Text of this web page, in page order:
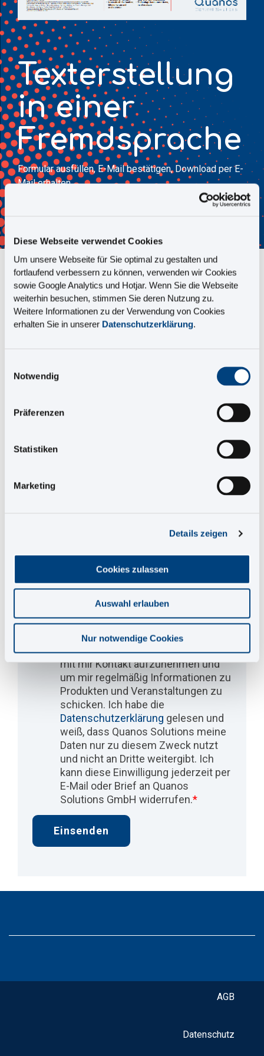
Diese Webseite verwendet Cookies
Um unsere Webseite für Sie optimal zu gestalten und
fortlaufend verbessern zu können, verwenden wir Cookies
sowie Google Analytics und Hotjar. Wenn Sie die Webseite
weiterhin besuchen, stimmen Sie deren Nutzung zu.
Weitere Informationen zu der Verwendung von Cookies
erhalten Sie in unserer Datenschutzerklärung.
Notwendig
Präferenzen
Statistiken
Marketing
Details zeigen
Cookies zulassen
Auswahl erlauben
Nur notwendige Cookies
Texterstellung
in einer
Fremdsprache
Formular ausfüllen, E-Mail bestätigen, Download per E-
Mail erhalten
Anrede*
E-Mail
Unternehmen
Position*
Ja, Quanos Solutions darf meine
eingegebenen Daten speichern, um
mit mir Kontakt aufzunehmen und
um mir regelmäßig Informationen zu
Produkten und Veranstaltungen zu
schicken. Ich habe die
Datenschutzerklärung gelesen und
weiß, dass Quanos Solutions meine
Daten nur zu diesem Zweck nutzt
und nicht an Dritte weitergibt. Ich
kann diese Einwilligung jederzeit per
E-Mail oder Brief an Quanos
Solutions GmbH widerrufen.*
AGB
Datenschutz